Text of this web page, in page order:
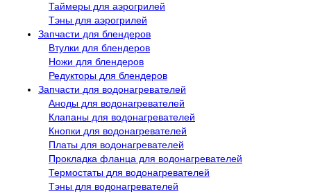
Таймеры для аэрогрилей
Тэны для аэрогрилей
Запчасти для блендеров
Втулки для блендеров
Ножи для блендеров
Редукторы для блендеров
Запчасти для водонагревателей
Аноды для водонагревателей
Клапаны для водонагревателей
Кнопки для водонагревателей
Платы для водонагревателей
Прокладка фланца для водонагревателей
Термостаты для водонагревателей
Тэны для водонагревателей